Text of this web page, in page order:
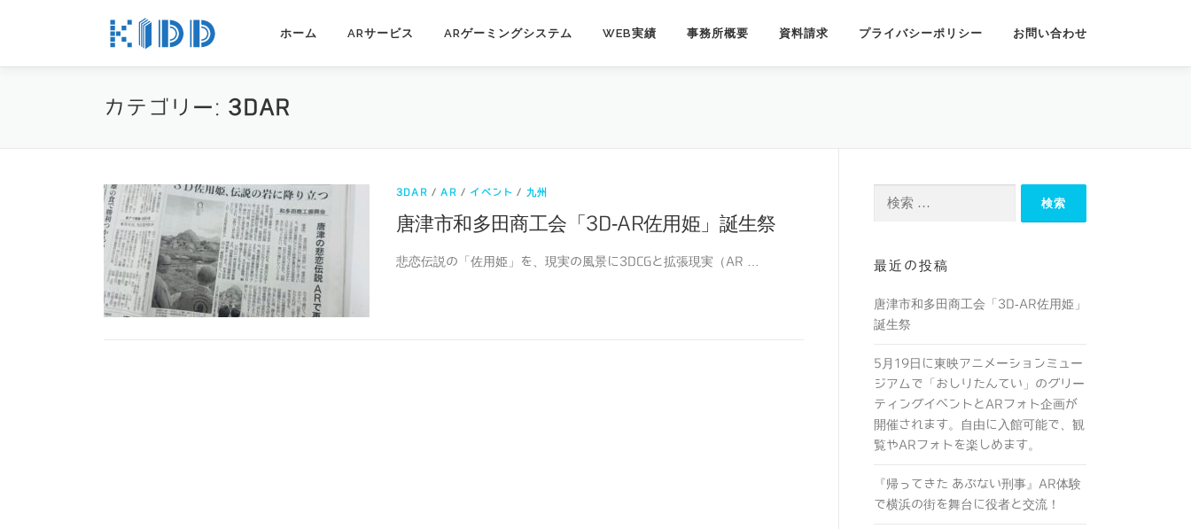
ホーム ARサービス ARゲーミングシステム WEB実績 事務所概要 資料請求 プライバシーポリシー お問い合わせ
カテゴリー: 3DAR
3DAR / AR / イベント / 九州
唐津市和多田商工会「3D-AR佐用姫」誕生祭
悲恋伝説の「佐用姫」を、現実の風景に3DCGと拡張現実（AR …
検索:
最近の投稿
唐津市和多田商工会「3D-AR佐用姫」
誕生祭
5月19日に東映アニメーションミュー
ジアムで「おしりたんてい」のグリー
ティングイベントとARフォト企画が
開催されます。自由に入館可能で、観
覧やARフォトを楽しめます。
『帰ってきた あぶない刑事』AR体験
で横浜の街を舞台に役者と交流！